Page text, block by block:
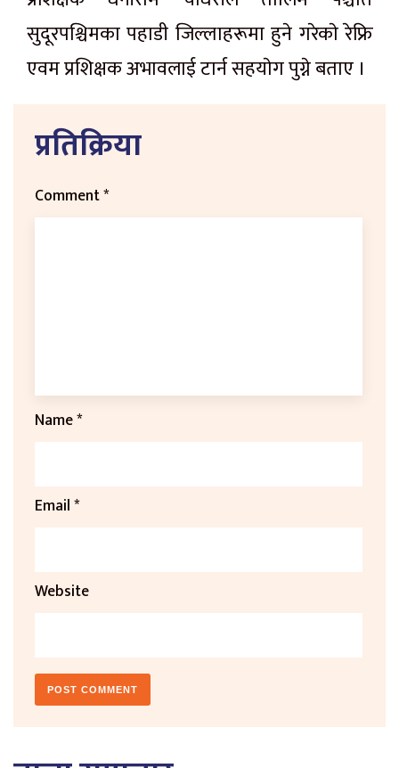
सुदूरपश्चिमका पहाडी जिल्लाहरूमा हुने गरेकाे रेफ्रि
एवम प्रशिक्षक अभावलाई टार्न सहयाेग पुग्ने बताए ।
प्रतिक्रिया
Comment*
Name*
Email*
Website